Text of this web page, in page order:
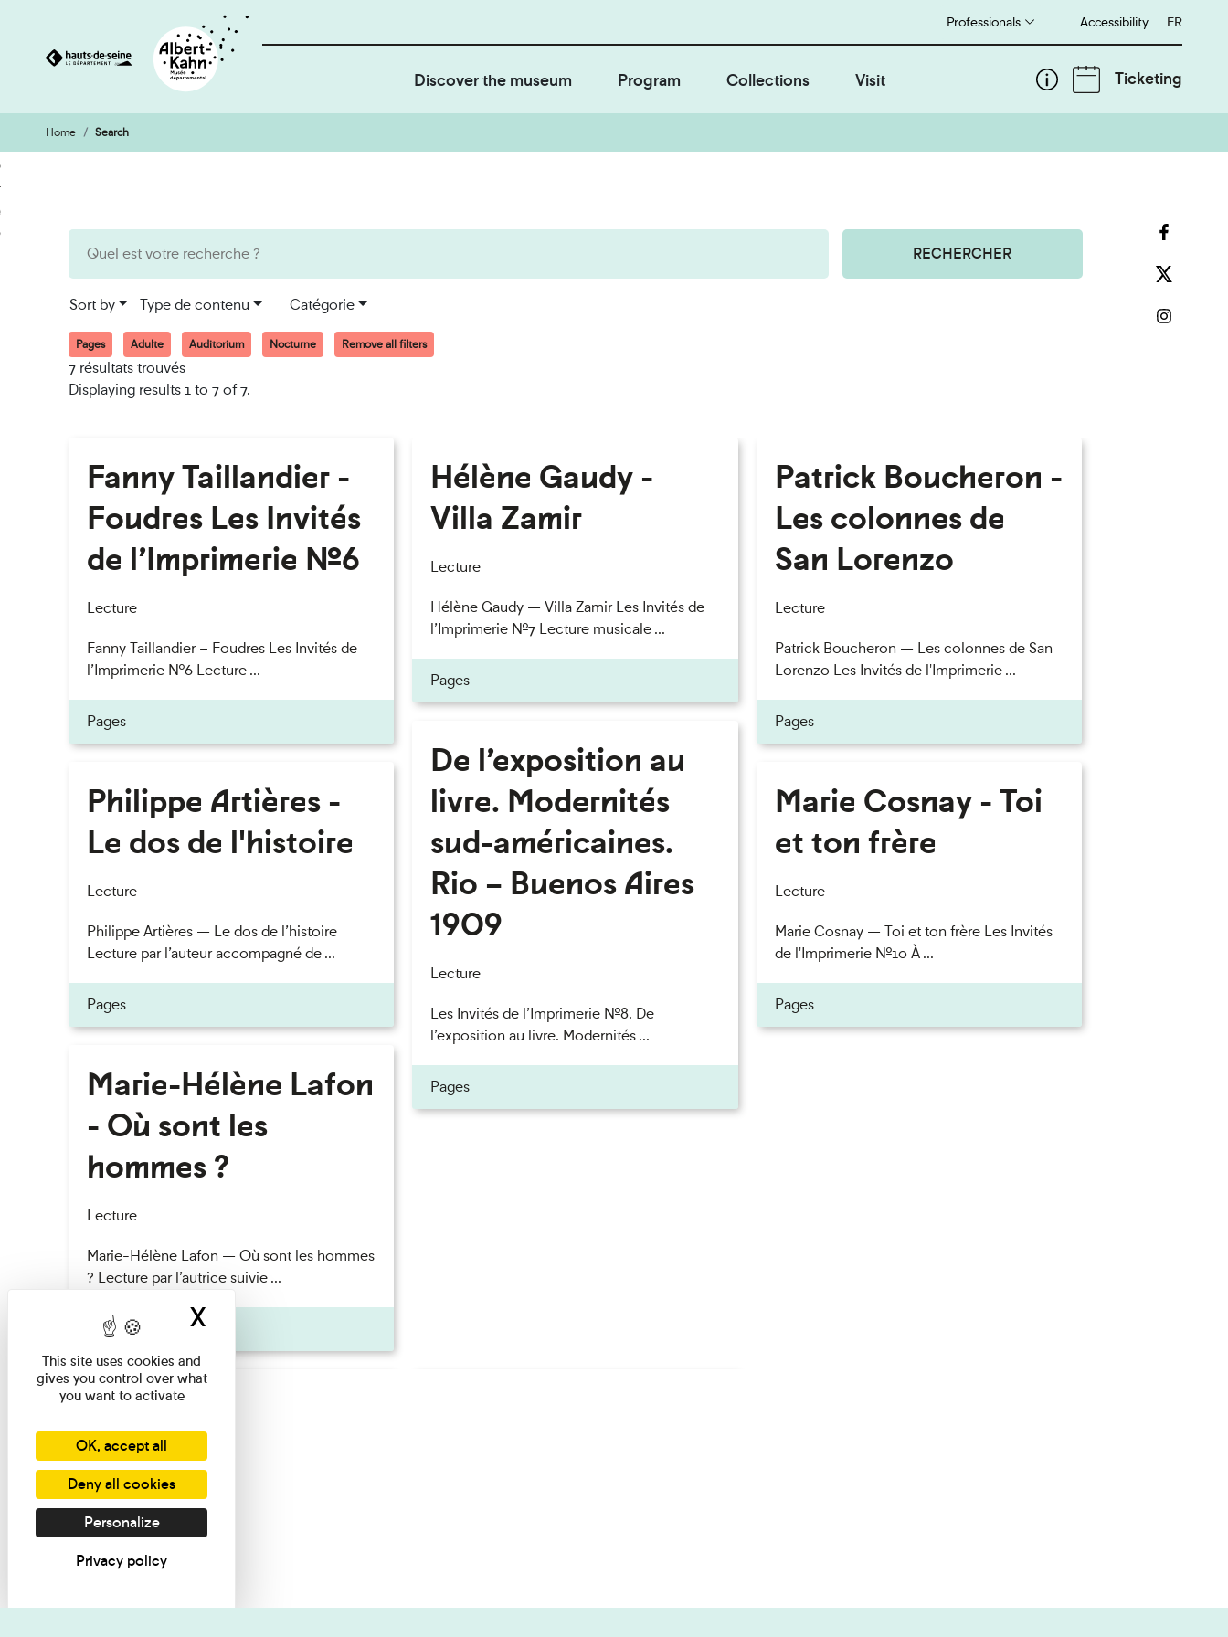
Go
to
content
Go
to
search
engine
Professionals Accessibility Français
FR
Discover the museum Program Collections Visit Ticketing
Home Search
RECHERCHER
Sort by Type de contenu Catégorie
Pages Adulte Auditorium Nocturne Remove all filters
7 résultats trouvés
Displaying results 1 to 7 of 7.
Fanny Taillandier -
Foudres Les Invités
de l’Imprimerie n°6
Lecture
Fanny Taillandier – Foudres Les Invités de
l’Imprimerie n°6 Lecture ...
Pages
Philippe Artières -
Le dos de l'histoire
Lecture
Philippe Artières — Le dos de l’histoire
Lecture par l’auteur accompagné de ...
Pages
Marie-Hélène Lafon
- Où sont les
hommes ?
Lecture
Marie-Hélène Lafon — Où sont les hommes
? Lecture par l’autrice suivie ...
Pages
Hélène Gaudy -
Villa Zamir
Lecture
Hélène Gaudy — Villa Zamir Les Invités de
l’Imprimerie n°7 Lecture musicale ...
Pages
De l’exposition au
livre. Modernités
sud-américaines.
Rio – Buenos Aires
1909
Lecture
Les Invités de l’Imprimerie n°8. De
l’exposition au livre. Modernités ...
Pages
Patrick Boucheron -
Les colonnes de
San Lorenzo
Lecture
Patrick Boucheron — Les colonnes de San
Lorenzo Les Invités de l'Imprimerie ...
Pages
Marie Cosnay - Toi
et ton frère
Lecture
Marie Cosnay — Toi et ton frère Les Invités
de l'Imprimerie n°10 À ...
Pages
Cookies management panel
This site uses cookies and
gives you control over what
you want to activate
OK, accept all
Deny all cookies
Personalize
Privacy policy
X Hide cookie banner